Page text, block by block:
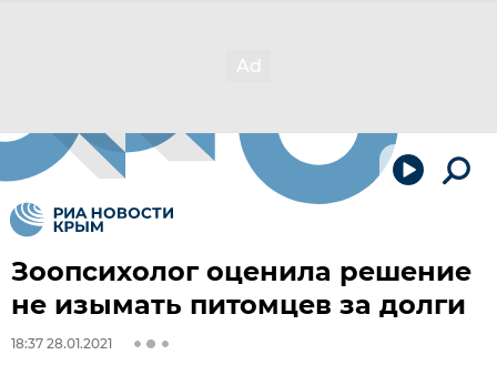
Зоопсихолог оценила решение
не изымать питомцев за долги
18:37 28.01.2021